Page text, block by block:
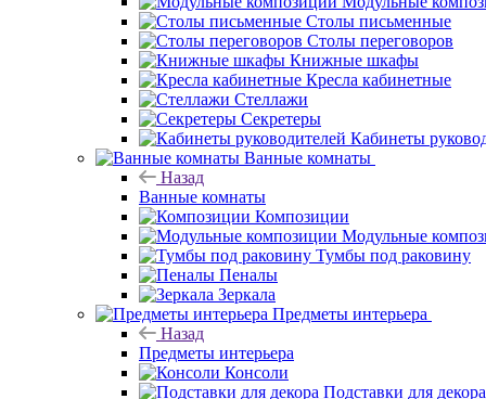
Столы письменные
Столы переговоров
Книжные шкафы
Кресла кабинетные
Стеллажи
Секретеры
Кабинеты
Ванные комнаты
Назад
Ванные комнаты
Композиции
Модульные
Тумбы под раковину
Пеналы
Зеркала
Предметы интерьера
Назад
Предметы интерьера
Консоли
Подставки для декора